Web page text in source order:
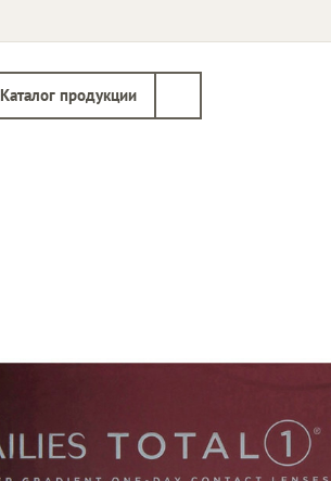
Каталог продукции